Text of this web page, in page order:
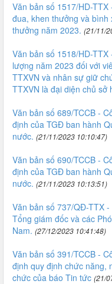
Văn bản số 1517/HD-
đua, khen thưởng và
thưởng năm 2023. (21/11/
Văn bản số 1518/HD-
lượng năm 2023 đối với
TTXVN và nhân sự giữ
TTXVN là đại diện chủ sở
Văn bản số 689/TCCB -
định của TGĐ ban hành
nước. (21/11/2023 10:10:47)
Văn bản số 690/TCCB -
định của TGĐ ban hành
nước. (21/11/2023 10:13:51)
Văn bản số 737/QĐ-TTX
Tổng giám đốc và các
Nam. (27/12/2023 10:41:48)
Văn bản số 391/TCCB -
định quy định chức năng,
chức của báo Tin tức (21/